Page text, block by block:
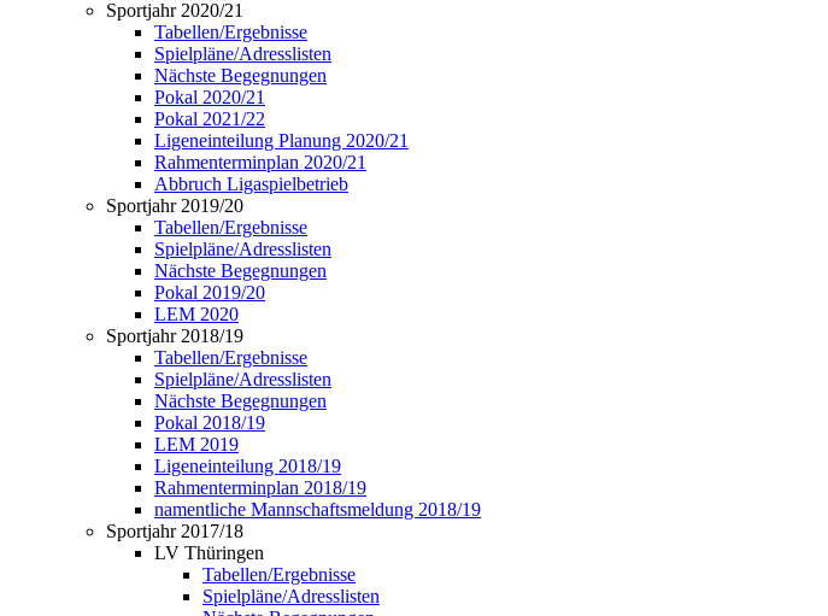
Sportjahr 2020/21
Tabellen/Ergebnisse
Spielpläne/Adresslisten
Nächste Begegnungen
Pokal 2020/21
Pokal 2021/22
Ligeneinteilung Planung 2020/21
Rahmenterminplan 2020/21
Abbruch Ligaspielbetrieb
Sportjahr 2019/20
Tabellen/Ergebnisse
Spielpläne/Adresslisten
Nächste Begegnungen
Pokal 2019/20
LEM 2020
Sportjahr 2018/19
Tabellen/Ergebnisse
Spielpläne/Adresslisten
Nächste Begegnungen
Pokal 2018/19
LEM 2019
Ligeneinteilung 2018/19
Rahmenterminplan 2018/19
namentliche Mannschaftsmeldung 2018/19
Sportjahr 2017/18
LV Thüringen
Tabellen/Ergebnisse
Spielpläne/Adresslisten